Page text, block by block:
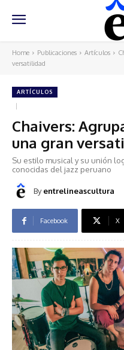
Home Publicaciones Artículos
versatilidad
ARTÍCULOS
Chaivers:
una gran
Su estilo musical y su unión
conocidas del jazz peruano
By entrelineascultura
Facebook X